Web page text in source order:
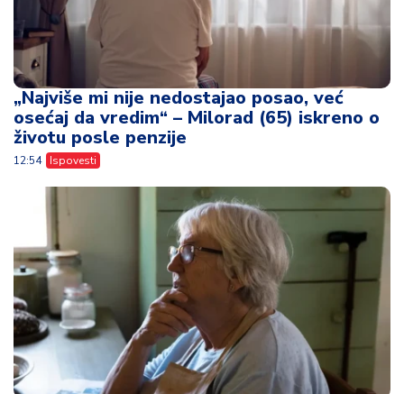
„Najviše mi nije nedostajao posao, već
osećaj da vredim“ – Milorad (65) iskreno o
životu posle penzije
12:54 Ispovesti